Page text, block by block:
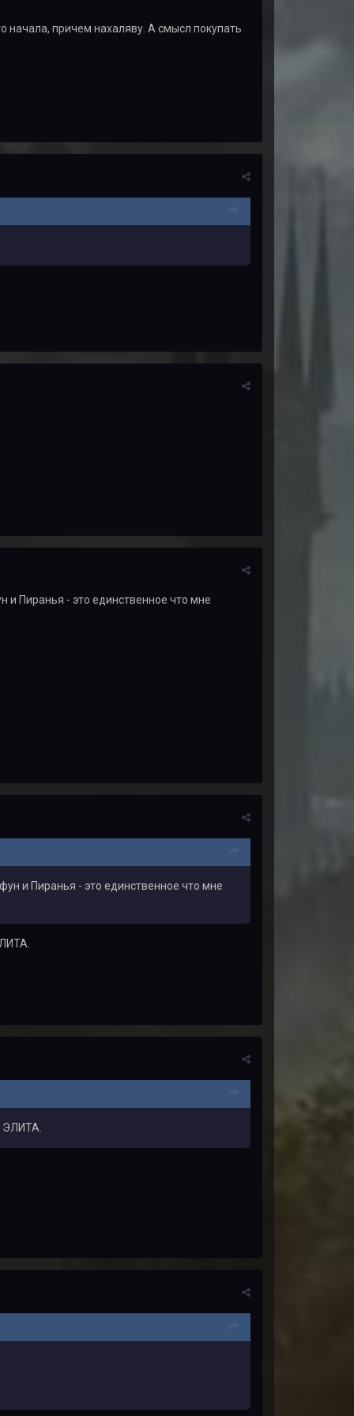
причем нахаляву. А смысл покупать
и Пиранья - это единственное что мне
и Пиранья - это единственное что мне
ЭЛИТА.